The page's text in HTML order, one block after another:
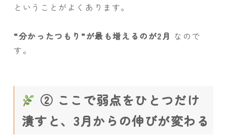
ということがよくあります。
“分かったつもり”が最も増えるのが2月 なので
す。
② ここで弱点をひとつだけ
潰すと、3月からの伸びが変わる